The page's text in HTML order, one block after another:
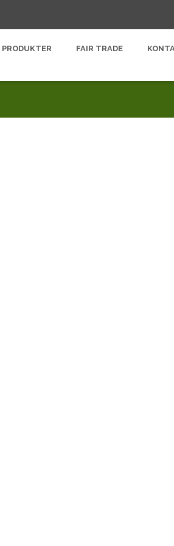
PRODUKTER FAIR TRADE